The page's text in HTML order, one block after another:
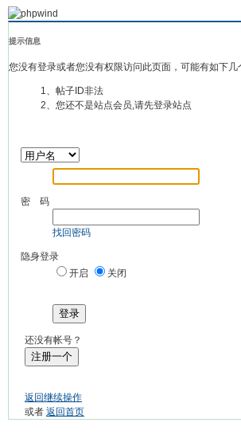
提示信息
您没有登录或者您没有权限访问此页面，可能有如下几
1、帖子ID非法
2、您还不是站点会员,请先登录站点
密 码
找回密码
隐身登录
开启
关闭
登录
还没有帐号？
注册一个
返回继续操作
或者 返回首页